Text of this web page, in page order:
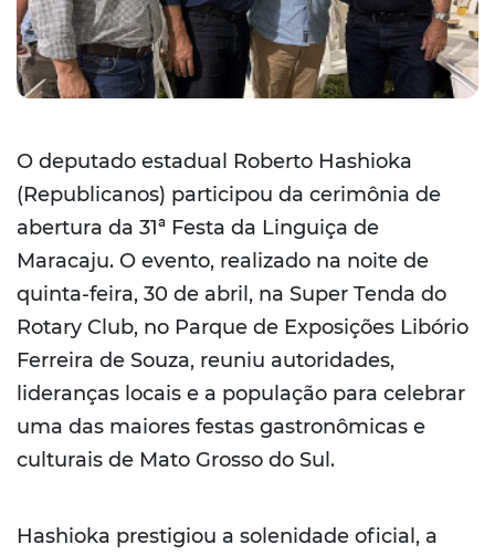
O deputado estadual Roberto Hashioka
(Republicanos) participou da cerimônia de
abertura da 31ª Festa da Linguiça de
Maracaju. O evento, realizado na noite de
quinta-feira, 30 de abril, na Super Tenda do
Rotary Club, no Parque de Exposições Libório
Ferreira de Souza, reuniu autoridades,
lideranças locais e a população para celebrar
uma das maiores festas gastronômicas e
culturais de Mato Grosso do Sul.
Hashioka prestigiou a solenidade oficial, a